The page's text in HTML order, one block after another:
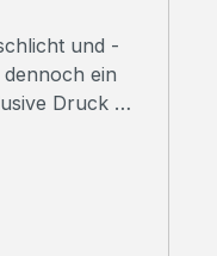
und -
ein